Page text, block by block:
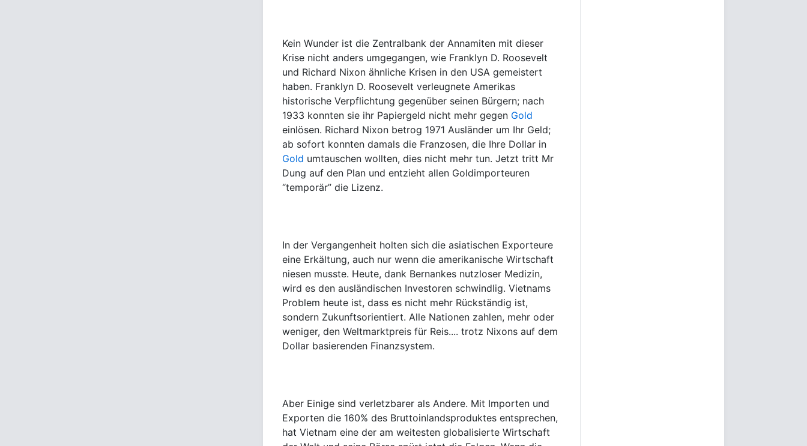
Kein Wunder ist die Zentralbank der Annamiten mit dieser
Krise nicht anders umgegangen, wie Franklyn D. Roosevelt
und Richard Nixon ähnliche Krisen in den USA gemeistert
haben. Franklyn D. Roosevelt verleugnete Amerikas
historische Verpflichtung gegenüber seinen Bürgern; nach
1933 konnten sie ihr Papiergeld nicht mehr gegen Gold
einlösen. Richard Nixon betrog 1971 Ausländer um Ihr Geld;
ab sofort konnten damals die Franzosen, die Ihre Dollar in
Gold umtauschen wollten, dies nicht mehr tun. Jetzt tritt Mr
Dung auf den Plan und entzieht allen Goldimporteuren
“temporär” die Lizenz.
In der Vergangenheit holten sich die asiatischen Exporteure
eine Erkältung, auch nur wenn die amerikanische Wirtschaft
niesen musste. Heute, dank Bernankes nutzloser Medizin,
wird es den ausländischen Investoren schwindlig. Vietnams
Problem heute ist, dass es nicht mehr Rückständig ist,
sondern Zukunftsorientiert. Alle Nationen zahlen, mehr oder
weniger, den Weltmarktpreis für Reis.... trotz Nixons auf dem
Dollar basierenden Finanzsystem.
Aber Einige sind verletzbarer als Andere. Mit Importen und
Exporten die 160% des Bruttoinlandsproduktes entsprechen,
hat Vietnam eine der am weitesten globalisierte Wirtschaft